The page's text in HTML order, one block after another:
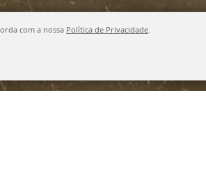
com a nossa Política de Privacidade.